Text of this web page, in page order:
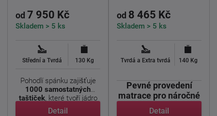
od 7 950 Kč
Skladem > 5 ks
Střední a Tvrdá 130 Kg
Pohodlí spánku zajišťuje
1000 samostatných
taštiček, které tvoří jádro
...
Detail
od 8 465 Kč
Skladem > 5 ks
Tvrdá a Extra tvrdá 140 Kg
Pevné provedení
matrace pro náročné
Helena.
Detail